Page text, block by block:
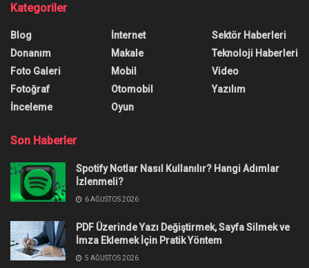
Kategoriler
Blog
Donanım
Foto Galeri
Fotoğraf
İnceleme
İnternet
Makale
Mobil
Otomobil
Oyun
Sektör Haberleri
Teknoloji Haberleri
Video
Yazılım
Son Haberler
Spotify Notlar Nasıl Kullanılır? Hangi Adımlar
İzlenmeli?
6 AĞUSTOS 2026
PDF Üzerinde Yazı Değiştirmek, Sayfa Silmek ve
İmza Eklemek İçin Pratik Yöntem
5 AĞUSTOS 2026